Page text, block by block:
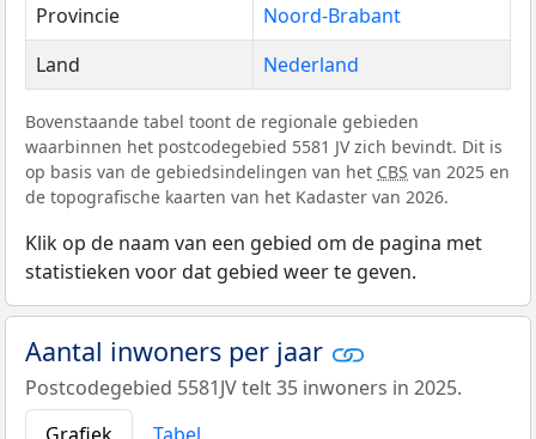
Provincie
Noord-Brabant
Land
Nederland
Bovenstaande tabel toont de regionale gebieden
waarbinnen het postcodegebied 5581 JV zich bevindt. Dit is
op basis van de gebiedsindelingen van het CBS van 2025 en
de topografische kaarten van het Kadaster van 2026.
Klik op de naam van een gebied om de pagina met
statistieken voor dat gebied weer te geven.
Aantal inwoners per jaar
Postcodegebied 5581JV telt 35 inwoners in 2025.